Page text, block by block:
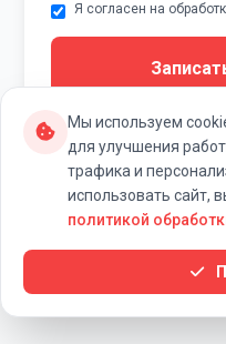
Я согласен на
Наши
Мы используем
для улучшения
трафика и
использовать сайт,
политикой